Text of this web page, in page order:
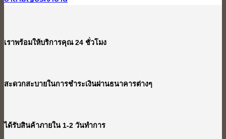
เราพร้อมให้บริการคุณ 24 ชั่วโมง
สะดวกสะบายในการชำระเงินผ่านธนาคารต่างๆ
ได้รับสินค้าภายใน 1-2 วันทำการ